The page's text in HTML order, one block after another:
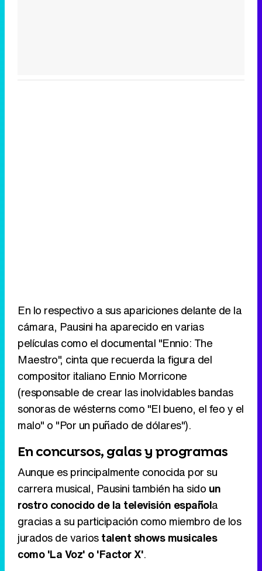
En lo respectivo a sus apariciones delante de la
cámara, Pausini ha aparecido en varias
películas como el documental "Ennio: The
Maestro", cinta que recuerda la figura del
compositor italiano Ennio Morricone
(responsable de crear las inolvidables bandas
sonoras de wésterns como "El bueno, el feo y el
malo" o "Por un puñado de dólares").
En concursos, galas y programas
Aunque es principalmente conocida por su
carrera musical, Pausini también ha sido un
rostro conocido de la televisión española
gracias a su participación como miembro de los
jurados de variostalent shows musicales
como 'La Voz' o 'Factor X'.